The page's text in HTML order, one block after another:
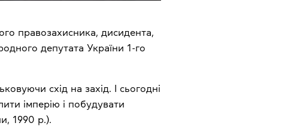
правозахисника, дисидента,
депутата України 1-го
схід на захід. І сьогодні
імперію і побудувати
1990 р.).